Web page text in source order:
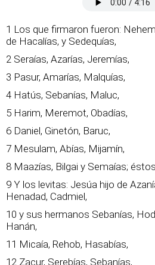
1 Los que firmaron fueron:
de Hacalías, y Sedequías,
2 Seraías, Azarías, Jeremías,
3 Pasur, Amarías, Malquías,
4 Hatús, Sebanías, Maluc,
5 Harim, Meremot, Obadías,
6 Daniel, Ginetón, Baruc,
7 Mesulam, Abías, Mijamín,
8 Maazías, Bilgai y Semaías;
9 Y los levitas: Jesúa hijo de
Henadad, Cadmiel,
10 y sus hermanos Sebanías,
Hanán,
11 Micaía, Rehob, Hasabías,
12 Zacur, Serebías, Sebanías,